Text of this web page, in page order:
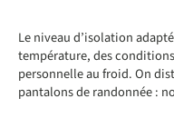
Le niveau d’isolation
température, des
personnelle au froid. On
pantalons de randonnée :